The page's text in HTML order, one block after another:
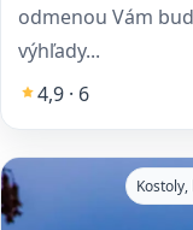
odmenou Vám
výhľady...
4,9 · 6